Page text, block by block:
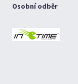
Osobní odběr